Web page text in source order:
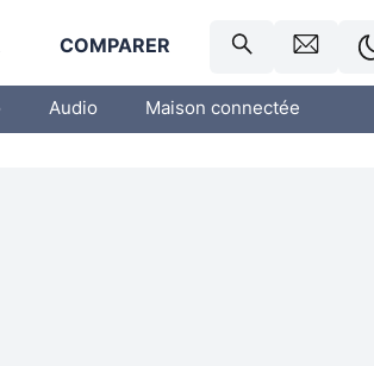
COMPARER
Audio Maison connectée